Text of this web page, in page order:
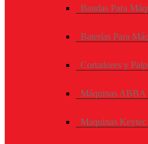
Bandas Para
Baterías Para
Cortadores y
Máquinas ABBA
Maquinas Keytec